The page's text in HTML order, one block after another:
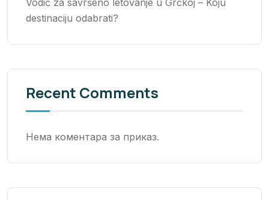
Vodič za savršeno letovanje u Grčkoj – Koju
destinaciju odabrati?
Recent Comments
Нема коментара за приказ.